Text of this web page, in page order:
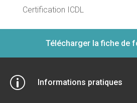
Certification ICDL
Télécharger la fiche de
p Informations pratiques